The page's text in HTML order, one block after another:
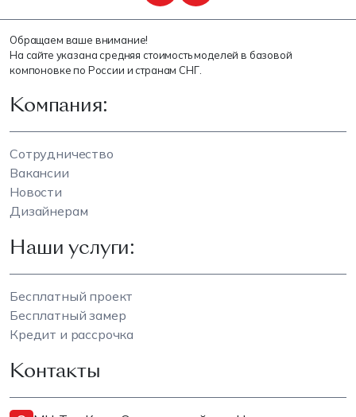
Обращаем ваше внимание!
На сайте указана средняя стоимость моделей в базовой
компоновке по России и странам СНГ.
Компания:
Сотрудничество
Вакансии
Новости
Дизайнерам
Наши услуги:
Бесплатный проект
Бесплатный замер
Кредит и рассрочка
Контакты